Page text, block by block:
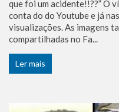
que foi um acidente!!??” O
conta do do Youtube e já
visualizações. As imagens
compartilhadas no Fa...
Ler mais